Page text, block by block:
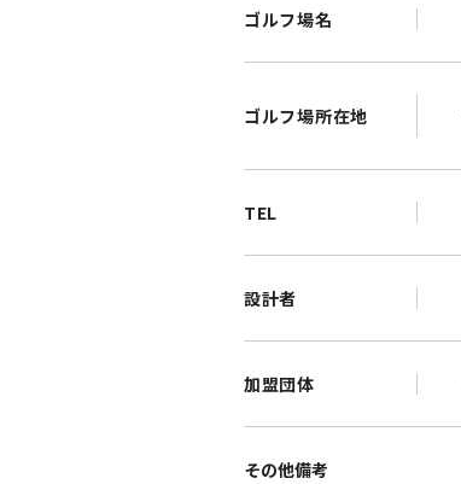
ゴルフ場名
ゴルフ場所在地
TEL
設計者
加盟団体
その他備考